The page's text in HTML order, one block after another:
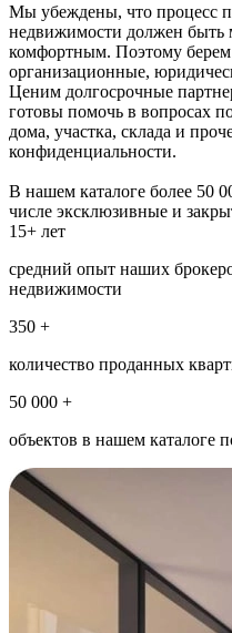
Мы убеждены, что процесс
недвижимости должен быть
комфортным. Поэтому
организационные,
Ценим долгосрочные
готовы помочь в вопросах
дома, участка, склада и
конфиденциальности.
В нашем каталоге более 50
числе эксклюзивные и
15+ лет
средний опыт наших
недвижимости
350 +
количество проданных
50 000 +
объектов в нашем каталоге